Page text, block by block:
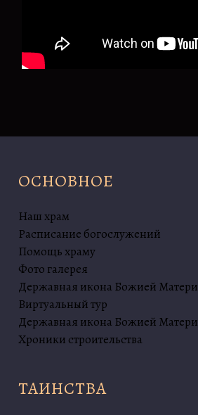
ОСНОВНОЕ
Наш храм
Расписание богослужений
Помощь храму
Фото галерея
Державная икона Божией Матери
Виртуальный тур
Державная икона Божией Матери
Хроники строительства
ТАИНСТВА